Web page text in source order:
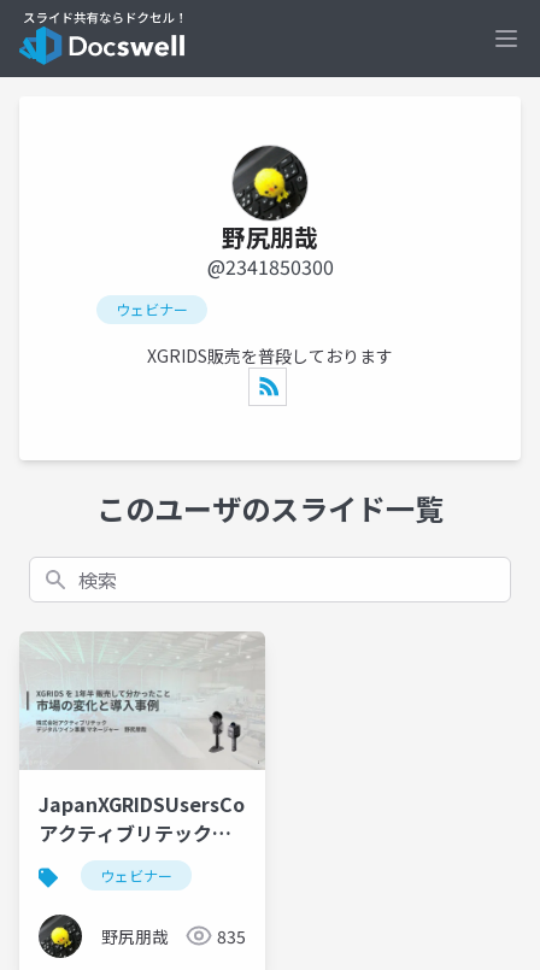
野尻朋哉
@2341850300
ウェビナー
XGRIDS販売を普段しております
このユーザのスライド一覧
検索
JapanXGRIDSUsersCommunity2026_0515_
アクティブリテック野
尻
ウェビナー
野尻朋哉 835